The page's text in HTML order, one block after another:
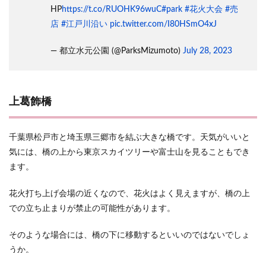
HPhttps://t.co/RUOHK96wuC#park #花火大会 #売
店 #江戸川沿い pic.twitter.com/I80HSmO4xJ
— 都立水元公園 (@ParksMizumoto) July 28, 2023
上葛飾橋
千葉県松戸市と埼玉県三郷市を結ぶ大きな橋です。天気がいいと
気には、橋の上から東京スカイツリーや富士山を見ることもでき
ます。
花火打ち上げ会場の近くなので、花火はよく見えますが、橋の上
での立ち止まりが禁止の可能性があります。
そのような場合には、橋の下に移動するといいのではないでしょ
うか。